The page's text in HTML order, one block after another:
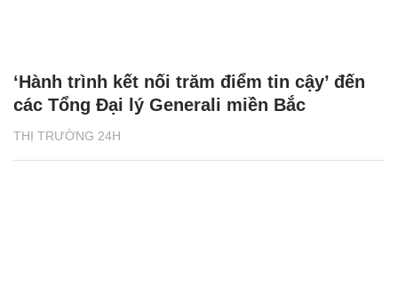
THỊ TRƯỜNG 24H
‘Hành trình kết nối trăm điểm tin cậy’ đến
các Tổng Đại lý Generali miền Bắc